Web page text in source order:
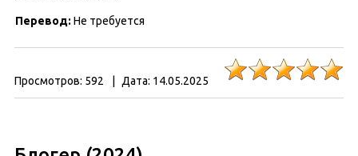
Перевод: Не требуется
Просмотров: 592 Дата: 14.05.2025